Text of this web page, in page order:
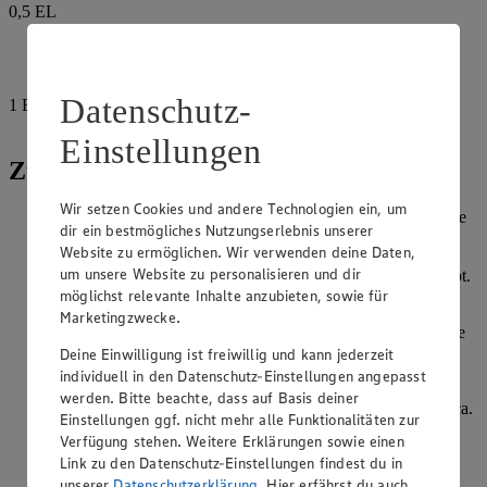
0,5 EL
1 EL
Ajvar-Paste
Zubereitung
Käse mit der Gabel zerdrücken, mit Pesto vermischen und je
2 TL der Mischung in die Steaks einfüllen, dabei darauf
achten, dass sich die Käsemasse in der Mitte der Steaks
befindet und der Rand der Tasche etwa 1 cm ungefüllt bleibt.
Die Fleischstücke in diesem Bereich festdrücken.
Die Hälfte des Öls mit einem Tropfen Wasser in eine Pfanne
geben. Wenn dieser anfängt zu brutzeln, die Steaks
hineingeben und auf jeder Seite ca. 5 Minuten anbraten.
Kritharaki mit Salzwasser aufkochen und bei milder Hitze ca.
20 Minuten im geschlossenen Topf garen, dabei immer
wieder umrühren.
Datenschutz-
Einstellungen
Wir setzen Cookies und andere Technologien ein, um
dir ein bestmögliches Nutzungserlebnis unserer
Website zu ermöglichen. Wir verwenden deine Daten,
um unsere Website zu personalisieren und dir
möglichst relevante Inhalte anzubieten, sowie für
Marketingzwecke.
Deine Einwilligung ist freiwillig und kann jederzeit
individuell in den Datenschutz-Einstellungen angepasst
werden. Bitte beachte, dass auf Basis deiner
Einstellungen ggf. nicht mehr alle Funktionalitäten zur
Verfügung stehen. Weitere Erklärungen sowie einen
Link zu den Datenschutz-Einstellungen findest du in